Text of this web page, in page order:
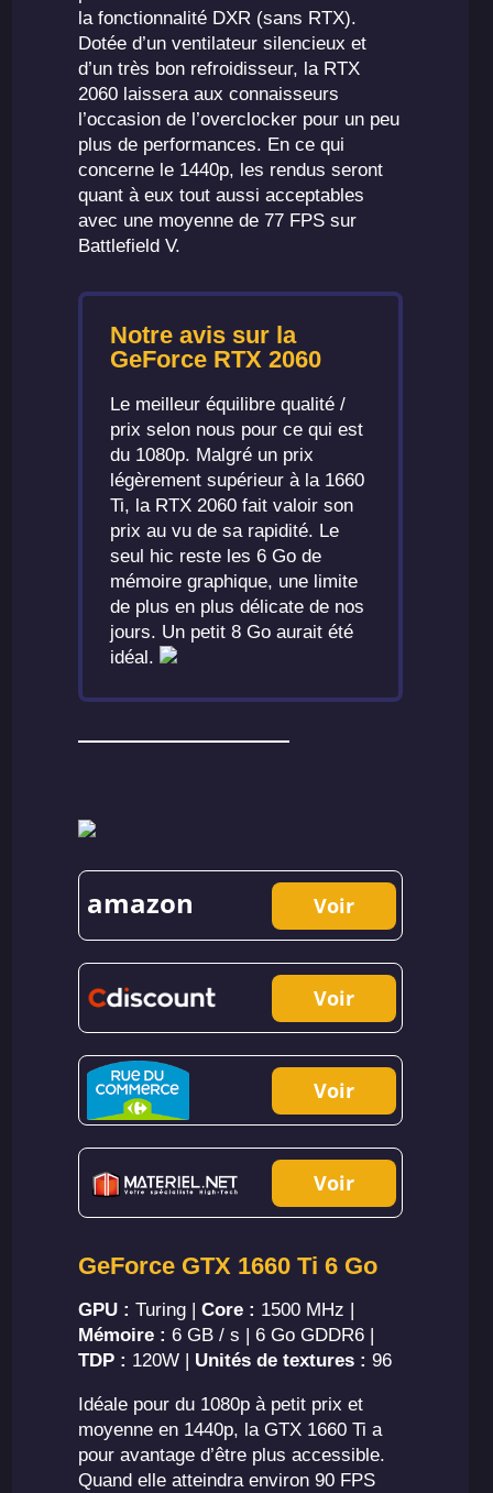
la fonctionnalité DXR (sans RTX).
Dotée d’un ventilateur silencieux et
d’un très bon refroidisseur, la RTX
2060 laissera aux connaisseurs
l’occasion de l’overclocker pour un peu
plus de performances. En ce qui
concerne le 1440p, les rendus seront
quant à eux tout aussi acceptables
avec une moyenne de 77 FPS sur
Battlefield V.
Notre avis sur la
GeForce RTX 2060
Le meilleur équilibre qualité /
prix selon nous pour ce qui est
du 1080p. Malgré un prix
légèrement supérieur à la 1660
Ti, la RTX 2060 fait valoir son
prix au vu de sa rapidité. Le
seul hic reste les 6 Go de
mémoire graphique, une limite
de plus en plus délicate de nos
jours. Un petit 8 Go aurait été
idéal.
amazon Voir
Voir
Voir
Voir
GeForce GTX 1660 Ti 6 Go
GPU : Turing |Core : 1500 MHz |
Mémoire : 6 GB / s | 6 Go GDDR6 |
TDP : 120W | Unités de textures : 96
Idéale pour du 1080p à petit prix et
moyenne en 1440p, la GTX 1660 Ti a
pour avantage d’être plus accessible.
Quand elle atteindra environ 90 FPS